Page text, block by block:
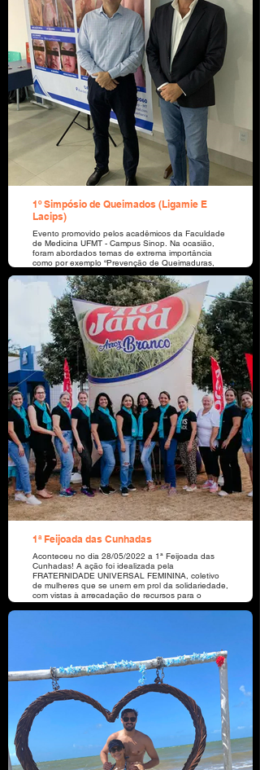
1º Simpósio de Queimados (Ligamie E
Lacips)
Evento promovido pelos acadêmicos da Faculdade
de Medicina UFMT - Campus Sinop. Na ocasião,
foram abordados temas de extrema importância
como por exemplo “Prevenção de Queimaduras,
cutâneos e curativos em Pacientes Queimados “.
Na foto ao lado do cirurgião plástico Dr. Assad
Nain, Dr. Lauro M. Ribeiro representando a
CICATRIOXI, uma vez que, a Oxigenoterapia
Hiperbárica, é um tratamento adjuvante de grande
importância como auxiliar para a cicatrização
tecidual, no combate de infecções bacterianas
muitas vezes associada e na regressão do
processo inflamatório como um todo.
1ª Feijoada das Cunhadas
Aconteceu no dia 28/05/2022 a 1ª Feijoada das
Cunhadas! A ação foi idealizada pela
FRATERNIDADE UNIVERSAL FEMININA, coletivo
de mulheres que se unem em prol da solidariedade,
com vistas à arrecadação de recursos para o
desenvolvimento de projetos sociais e de apoio à
Coml. de Cereais e Dra. Sabrina Mello/MEDICFISIO.